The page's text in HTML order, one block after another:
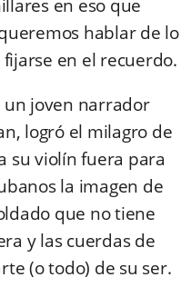
en eso que
hablar de lo
en el recuerdo.
joven narrador
logró el milagro de
su violín fuera para
la imagen de
que no tiene
y las cuerdas de
(o todo) de su ser.